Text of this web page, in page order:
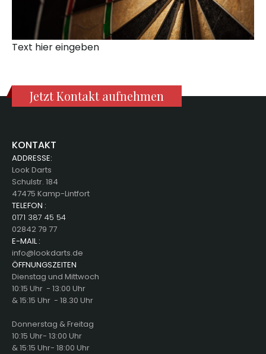
Text hier eingeben
Jetzt Kontakt aufnehmen
KONTAKT
ADDRESSE:
Look Darts
Schulstr. 184
47475 Kamp-Lintfort
TELEFON :
0171 387 45 54
02842 79 77
E-MAIL :
info@lookdarts.de
ÖFFNUNGSZEITEN
Dienstag und Mittwoch
10:15 Uhr - 13:00 Uhr
& 15:15 Uhr - 18.30 Uhr
Donnerstag & Freitag
10:15 Uhr- 13:00 Uhr
& 15:15 Uhr- 18:00 Uhr